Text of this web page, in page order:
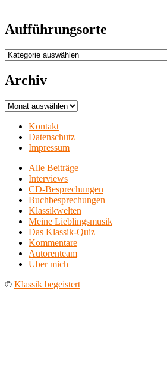
Aufführungsorte
Aufführungsorte
Archiv
Archiv
Kontakt
Datenschutz
Impressum
Alle Beiträge
Interviews
CD-Besprechungen
Buchbesprechungen
Klassikwelten
Meine Lieblingsmusik
Das Klassik-Quiz
Kommentare
Autorenteam
Über mich
© Klassik begeistert